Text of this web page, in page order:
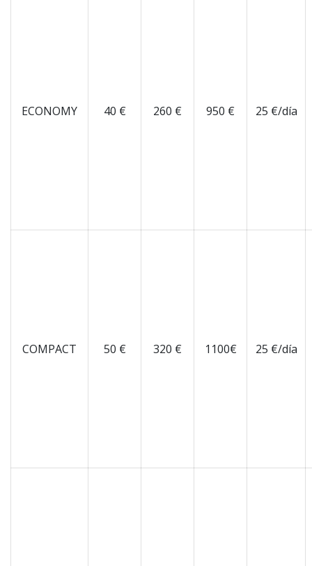
ECONOMY 40 € 260 € 950 € 25 €/día
COMPACT 50 € 320 € 1100€ 25 €/día